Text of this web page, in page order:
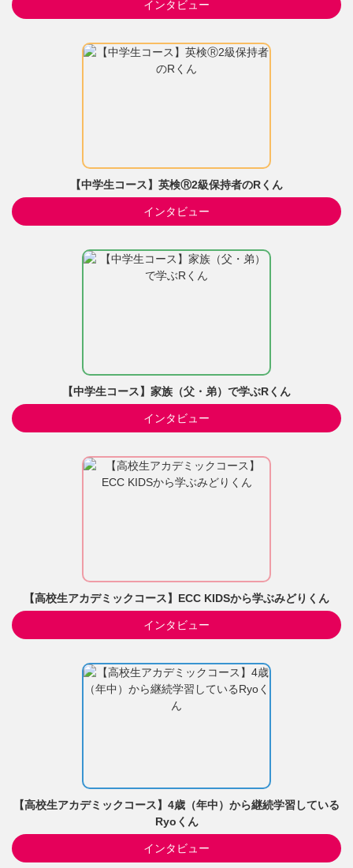
インタビュー
【中学生コース】英検Ⓡ2級保持者のRくん
インタビュー
【中学生コース】家族（父・弟）で学ぶRくん
インタビュー
【高校生アカデミックコース】ECC KIDSから学ぶみどりくん
インタビュー
【高校生アカデミックコース】4歳（年中）から継続学習している
Ryoくん
インタビュー